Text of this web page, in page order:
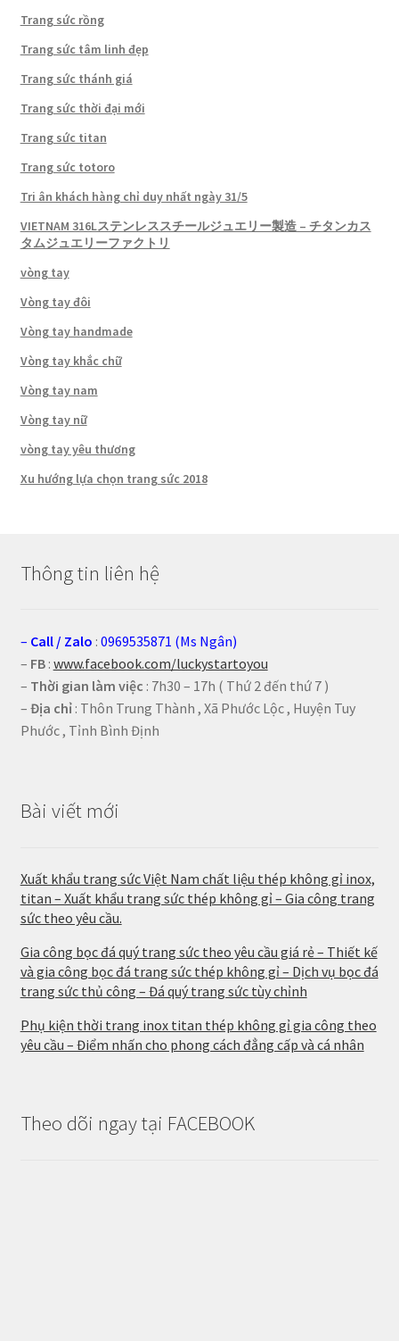
Trang sức rồng
Trang sức tâm linh đẹp
Trang sức thánh giá
Trang sức thời đại mới
Trang sức titan
Trang sức totoro
Tri ân khách hàng chỉ duy nhất ngày 31/5
VIETNAM 316Lステンレススチールジュエリー製造 – チタンカス
タムジュエリーファクトリ
vòng tay
Vòng tay đôi
Vòng tay handmade
Vòng tay khắc chữ
Vòng tay nam
Vòng tay nữ
vòng tay yêu thương
Xu hướng lựa chọn trang sức 2018
Thông tin liên hệ
– Call / Zalo : 0969535871 (Ms Ngân)
– FB: www.facebook.com/luckystartoyou
– Thời gian làm việc : 7h30 – 17h ( Thứ 2 đến thứ 7 )
– Địa chỉ: Thôn Trung Thành , Xã Phước Lộc , Huyện Tuy
Phước , Tỉnh Bình Định
Bài viết mới
Xuất khẩu trang sức Việt Nam chất liệu thép không gỉ inox,
titan – Xuất khẩu trang sức thép không gỉ – Gia công trang
sức theo yêu cầu.
Gia công bọc đá quý trang sức theo yêu cầu giá rẻ – Thiết kế
và gia công bọc đá trang sức thép không gỉ – Dịch vụ bọc đá
trang sức thủ công – Đá quý trang sức tùy chỉnh
Phụ kiện thời trang inox titan thép không gỉ gia công theo
yêu cầu – Điểm nhấn cho phong cách đẳng cấp và cá nhân
Theo dõi ngay tại FACEBOOK